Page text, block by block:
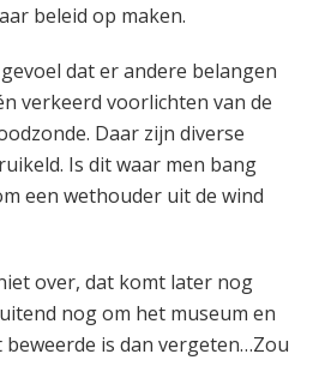
beleid op maken.
dat er andere belangen
verkeerd voorlichten van de
Daar zijn diverse
Is dit waar men bang
een wethouder uit de wind
over, dat komt later nog
nog om het museum en
is dan vergeten…Zou